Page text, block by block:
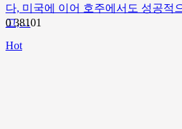
다, 미국에 이어 호주에서도 성공적
고,…
038101
Hot